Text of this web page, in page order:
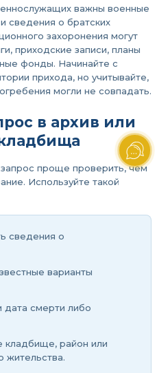
важны военные
сведения о братских
захоронения могут
приходские записи, планы
фонды. Начинайте с
прихода, но учитывайте,
могли не совпадать.
в архив или
проще проверить, чем
Используйте такой
сведения о
варианты
смерти либо
кладбище, район или
жительства.